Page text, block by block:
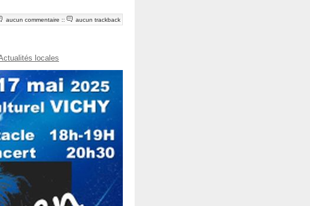
aucun commentaire :: aucun trackback
locales